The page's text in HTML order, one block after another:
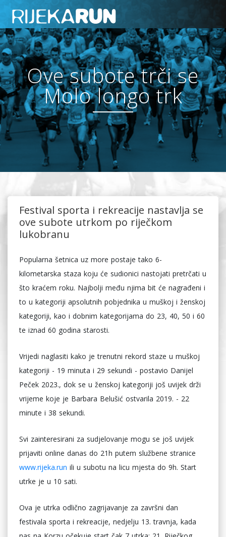
Ove subote trči se
Molo longo trk
Festival sporta i rekreacije nastavlja se
ove subote utrkom po riječkom
lukobranu
Popularna šetnica uz more postaje tako 6-
kilometarska staza koju će sudionici nastojati pretrčati u
što kraćem roku. Najbolji među njima bit će nagrađeni i
to u kategoriji apsolutnih pobjednika u muškoj i ženskoj
kategoriji, kao i dobnim kategorijama do 23, 40, 50 i 60
te iznad 60 godina starosti.
Vrijedi naglasiti kako je trenutni rekord staze u muškoj
kategoriji - 19 minuta i 29 sekundi - postavio Danijel
Peček 2023., dok se u ženskoj kategoriji još uvijek drži
vrijeme koje je Barbara Belušić ostvarila 2019. - 22
minute i 38 sekundi.
Svi zainteresirani za sudjelovanje mogu se još uvijek
prijaviti online danas do 21h putem službene stranice
www.rijeka.run ili u subotu na licu mjesta do 9h. Start
utrke je u 10 sati.
Ova je utrka odlično zagrijavanje za završni dan
festivala sporta i rekreacije, nedjelju 13. travnja, kada